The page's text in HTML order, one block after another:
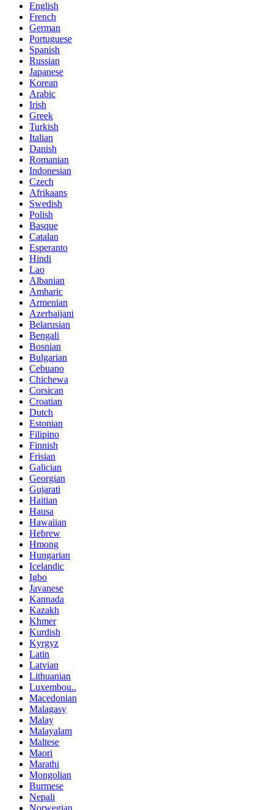
English
French
German
Portuguese
Spanish
Russian
Japanese
Korean
Arabic
Irish
Greek
Turkish
Italian
Danish
Romanian
Indonesian
Czech
Afrikaans
Swedish
Polish
Basque
Catalan
Esperanto
Hindi
Lao
Albanian
Amharic
Armenian
Azerbaijani
Belarusian
Bengali
Bosnian
Bulgarian
Cebuano
Chichewa
Corsican
Croatian
Dutch
Estonian
Filipino
Finnish
Frisian
Galician
Georgian
Gujarati
Haitian
Hausa
Hawaiian
Hebrew
Hmong
Hungarian
Icelandic
Igbo
Javanese
Kannada
Kazakh
Khmer
Kurdish
Kyrgyz
Latin
Latvian
Lithuanian
Luxembou..
Macedonian
Malagasy
Malay
Malayalam
Maltese
Maori
Marathi
Mongolian
Burmese
Nepali